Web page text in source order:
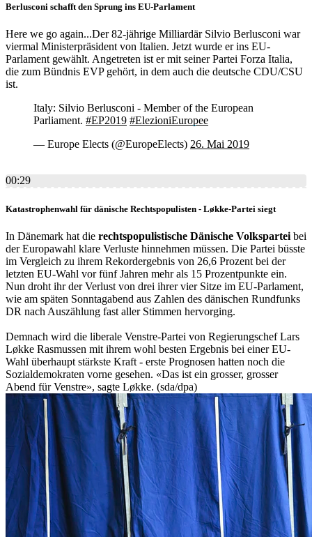
Berlusconi schafft den Sprung ins EU-Parlament
Here we go again...Der 82-jährige Milliardär Silvio Berlusconi war
viermal Ministerpräsident von Italien. Jetzt wurde er ins EU-
Parlament gewählt. Angetreten ist er mit seiner Partei Forza Italia,
die zum Bündnis EVP gehört, in dem auch die deutsche CDU/CSU
ist.
Italy: Silvio Berlusconi - Member of the European
Parliament. #EP2019 #ElezioniEuropee
— Europe Elects (@EuropeElects) 26. Mai 2019
00:29
Katastrophenwahl für dänische Rechtspopulisten - Løkke-Partei siegt
In Dänemark hat die rechtspopulistische Dänische Volkspartei bei
der Europawahl klare Verluste hinnehmen müssen. Die Partei büsste
im Vergleich zu ihrem Rekordergebnis von 26,6 Prozent bei der
letzten EU-Wahl vor fünf Jahren mehr als 15 Prozentpunkte ein.
Nun droht ihr der Verlust von drei ihrer vier Sitze im EU-Parlament,
wie am späten Sonntagabend aus Zahlen des dänischen Rundfunks
DR nach Auszählung fast aller Stimmen hervorging.
Demnach wird die liberale Venstre-Partei von Regierungschef Lars
Løkke Rasmussen mit ihrem wohl besten Ergebnis bei einer EU-
Wahl überhaupt stärkste Kraft - erste Prognosen hatten noch die
Sozialdemokraten vorne gesehen. «Das ist ein grosser, grosser
Abend für Venstre», sagte Løkke. (sda/dpa)